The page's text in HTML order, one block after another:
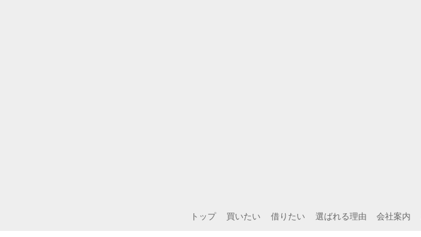
トップ 買いたい 借りたい 選ばれる理由 会社案内